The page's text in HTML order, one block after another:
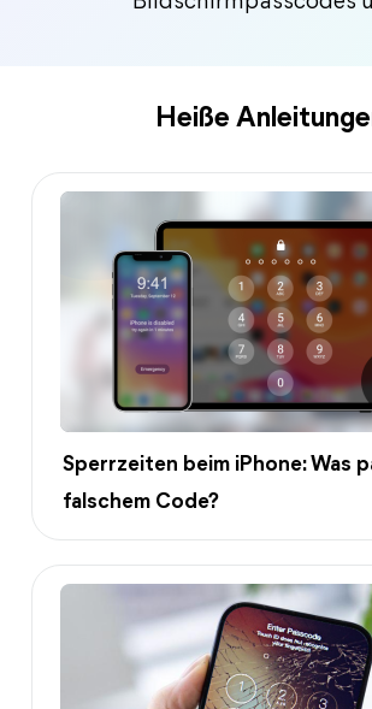
Heiße
Sperrzeiten beim iPhone: Was
falschem Code?